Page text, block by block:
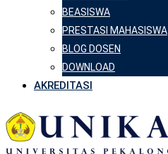
BEASISWA
PRESTASI MAHASISWA
BLOG DOSEN
DOWNLOAD
AKREDITASI